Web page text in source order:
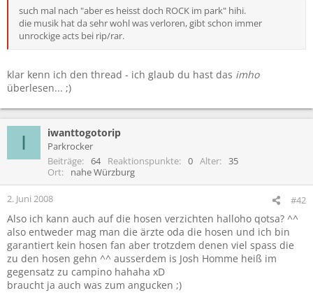
such mal nach "aber es heisst doch ROCK im park" hihi.
die musik hat da sehr wohl was verloren, gibt schon immer
unrockige acts bei rip/rar.
klar kenn ich den thread - ich glaub du hast das imho
überlesen... ;)
I iwanttogotorip
Parkrocker
Beiträge
64 Reaktionspunkte 0 Alter
35
Ort
nahe Würzburg
2. Juni 2008 #42
Also ich kann auch auf die hosen verzichten halloho qotsa? ^^
also entweder mag man die ärzte oda die hosen und ich bin
garantiert kein hosen fan aber trotzdem denen viel spass die
zu den hosen gehn ^^ ausserdem is Josh Homme heiß im
gegensatz zu campino hahaha xD
braucht ja auch was zum angucken ;)